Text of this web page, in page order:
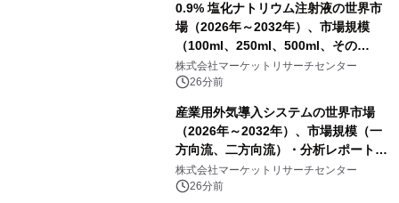
0.9% 塩化ナトリウム注射液の世界市
場（2026年～2032年）、市場規模
（100ml、250ml、500ml、その
他）・分析レポートを発表
株式会社マーケットリサーチセンター
26分前
産業用外気導入システムの世界市場
（2026年～2032年）、市場規模（一
方向流、二方向流）・分析レポートを
発表
株式会社マーケットリサーチセンター
26分前